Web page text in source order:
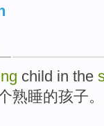
child in the
熟睡的孩子。